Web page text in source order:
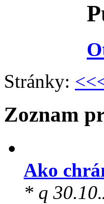
Stránky: <<
Zoznam
Ako
* q